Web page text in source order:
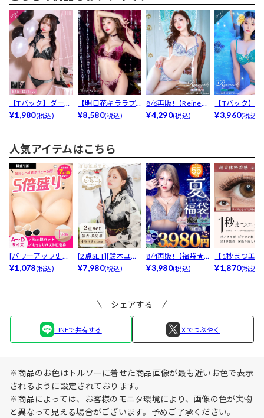
【Tバック】ダーク
ガーリーレースア
¥1,980(税込)
【明日花キララプ
ロデュース/Whip
¥8,580(税込)
8/6再販!【Reines
t】セレステ...
¥4,290(税込)
【Tバック】
est】【永尾ま
¥3,960(税込)
人気アイテムはこちら
[パワーアップ史上
最強5倍盛りアップ
¥1,078(税込)
[2点SET][鈴木ユリ
ア(baby)...
¥7,980(税込)
8/4再販!【福袋★
ブラセット3点
¥3,980(税込)
【1秒まつエ
リュームタイ
¥1,870(税込)
シェアする
LINEで共有する Ｘでつぶやく
※商品のお色はトルソーに着せた商品画像が最も近いお色で表示
されるように設定されております。
※商品によっては、お客様のモニタ環境により、画像の色が実物
と異なって見える場合がございます。予めご了承ください。